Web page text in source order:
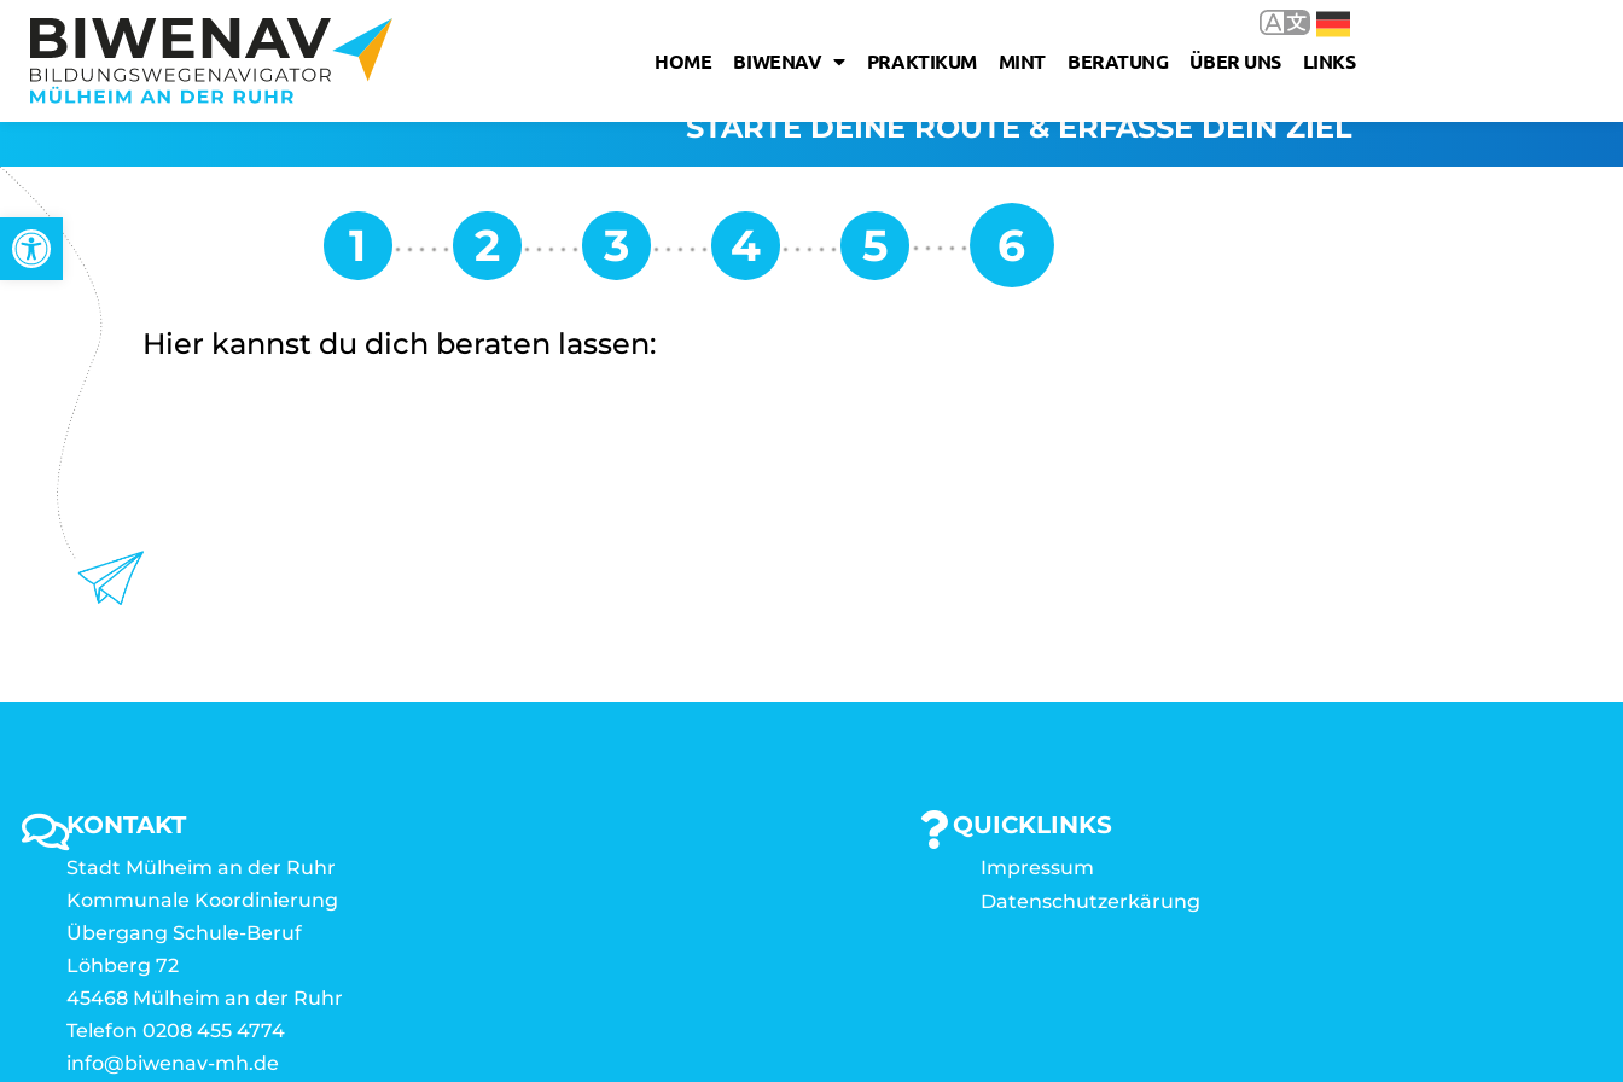
Open toolbar
HOME BIWENAV PRAKTIKUM MINT BERATUNG ÜBER UNS LINKS
STARTE DEINE ROUTE & ERFASSE DEIN ZIEL
Hier kannst du dich beraten lassen:
KONTAKT
Stadt Mülheim an der Ruhr
Kommunale Koordinierung
Übergang Schule-Beruf
Löhberg 72
45468 Mülheim an der Ruhr
Telefon 0208 455 4774
info@biwenav-mh.de
QUICKLINKS
Impressum
Datenschutzerkärung